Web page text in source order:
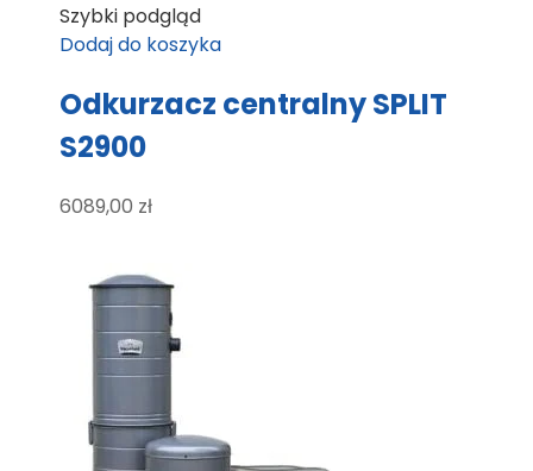
Szybki podgląd
Dodaj do koszyka
Odkurzacz centralny SPLIT
S2900
6089,00 zł